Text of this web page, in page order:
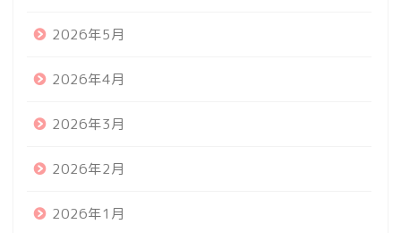
2026年5月
2026年4月
2026年3月
2026年2月
2026年1月